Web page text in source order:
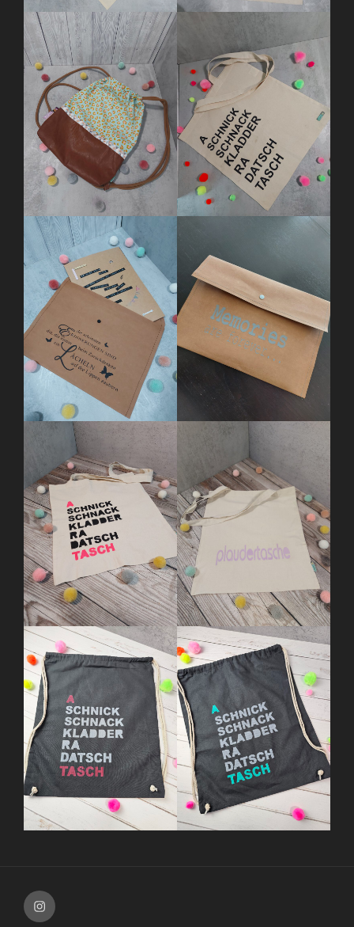
Instagram